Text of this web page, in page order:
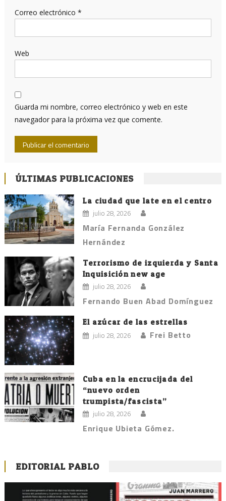
Correo electrónico *
Web
Guarda mi nombre, correo electrónico y web en este
navegador para la próxima vez que comente.
ÚLTIMAS PUBLICACIONES
La ciudad que late en el centro
julio 28, 2026
María Fernanda González
Hernández
Terrorismo de izquierda y Santa
Inquisición new age
julio 28, 2026
Fernando Buen Abad Domínguez
El azúcar de las estrellas
julio 28, 2026 Frei Betto
Cuba en la encrucijada del
“nuevo orden
trumpista/fascista”
julio 28, 2026
Enrique Ubieta Gómez.
EDITORIAL PABLO